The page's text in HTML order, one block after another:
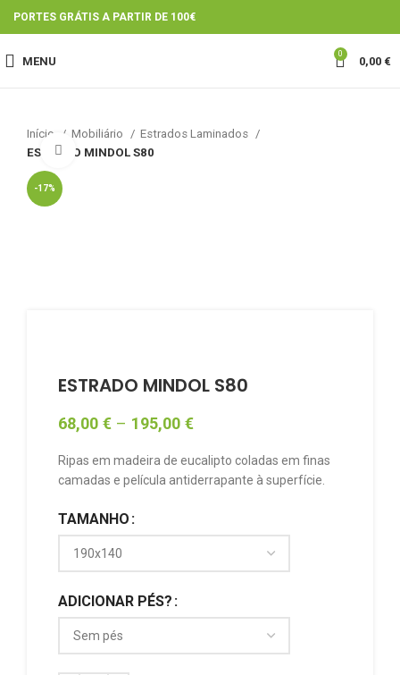
PORTES GRÁTIS A PARTIR DE 100€
MENU
0
0,00 €
Início Mobiliário
Estrados Laminados
ESTRADO MINDOL S80
-17%
Click to enlarge
ESTRADO MINDOL S80
68,00 € – 195,00 €
Ripas em madeira de eucalipto coladas em finas
camadas e película antiderrapante à superfície.
TAMANHO
ADICIONAR PÉS?